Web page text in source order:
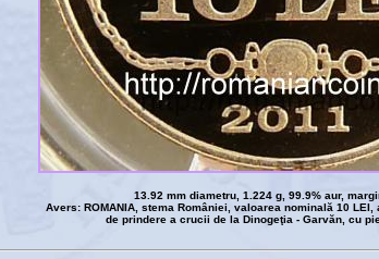
13.92 mm diametru, 1.224 g, 99.9% aur,
Avers: ROMANIA, stema României, valoarea nominală 10 LEI,
de prindere a crucii de la Dinogeţia - Garvăn, cu